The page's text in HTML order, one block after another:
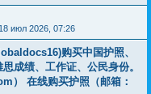
18 июл 2026, 07:26
购买中国护照、
成绩、工作证、公民身份。
） 在线购买护照（邮箱：